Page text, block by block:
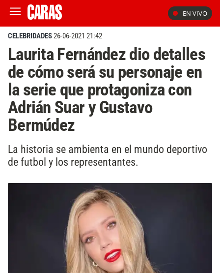
EN VIVO
CELEBRIDADES26-06-2021 21:42
Laurita Fernández dio detalles
de cómo será su personaje en
la serie que protagoniza con
Adrián Suar y Gustavo
Bermúdez
La historia se ambienta en el mundo deportivo
de futbol y los representantes.